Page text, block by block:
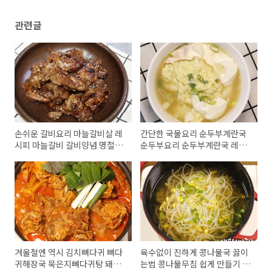
관련글
손쉬운 갈비요리 마늘갈비살 레
시피 마늘갈비 갈비양념 명절요
갈비양념레시피
간단한 국물요리 순두부계란국
순두부요리 순두부계란국 레시
끓이기 김진옥요리가좋다
겨울철엔 역시 김치뼈다귀 뼈다
귀해장국 묵은지뼈다귀탕 돼지
육수없이 진하게 콩나물국 끓이
는법 콩나물무침 쉽게 만들기 김